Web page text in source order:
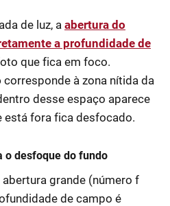
de luz, a abertura do
a profundidade de
que fica em foco.
corresponde à zona nítida da
desse espaço aparece
está fora fica desfocado.
o desfoque do fundo
grande (número f
de campo é